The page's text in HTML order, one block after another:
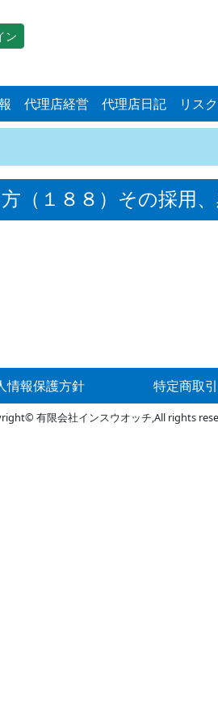
ン
代理店経営 代理店日記 リス
（１８８）その採用
情報保護方針 特定商取
有限会社インスウオッチ,All rights